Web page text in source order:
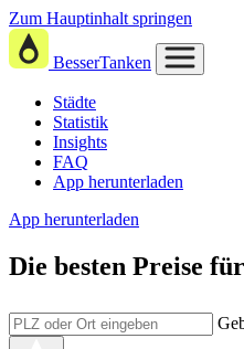
Zum Hauptinhalt springen
BesserTanken
Städte
Statistik
Insights
FAQ
App herunterladen
App herunterladen
Die besten Preise